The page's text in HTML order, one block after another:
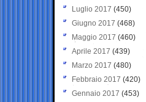
Luglio 2017 (450)
Giugno 2017 (468)
Maggio 2017 (460)
Aprile 2017 (439)
Marzo 2017 (480)
Febbraio 2017 (420)
Gennaio 2017 (453)